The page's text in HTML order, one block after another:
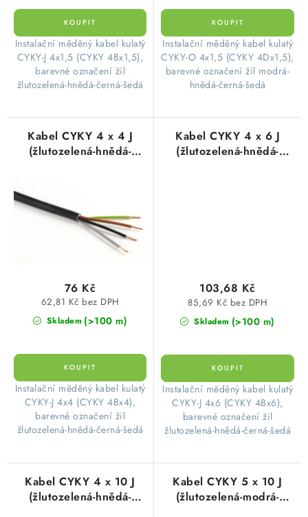
​Instalační měděný kabel kulatý
CYKY-J 4x1,5 (CYKY 4Bx1,5),
barevné označení žil
žlutozelená-hnědá-černá-šedá
​Instalační měděný kabel kulatý
CYKY-O 4x1,5 (CYKY 4Dx1,5),
barevné označení žil modrá-
hnědá-černá-šedá
Kabel CYKY 4 x 4 J
(žlutozelená-hnědá-
Skladem (>100 m)
62,81 Kč bez DPH
76 Kč
​Instalační měděný kabel kulatý
CYKY-J 4x4 (CYKY 4Bx4),
barevné označení žil
žlutozelená-hnědá-černá-šedá
Kabel CYKY 4 x 6 J
(žlutozelená-hnědá-
Skladem (>100 m)
85,69 Kč bez DPH
103,68 Kč
​Instalační měděný kabel kulatý
CYKY-J 4x6 (CYKY 4Bx6),
barevné označení žil
žlutozelená-hnědá-černá-šedá
Kabel CYKY 4 x 10 J
(žlutozelená-hnědá-
Kabel CYKY 5 x 10 J
(žlutozelená-modrá-